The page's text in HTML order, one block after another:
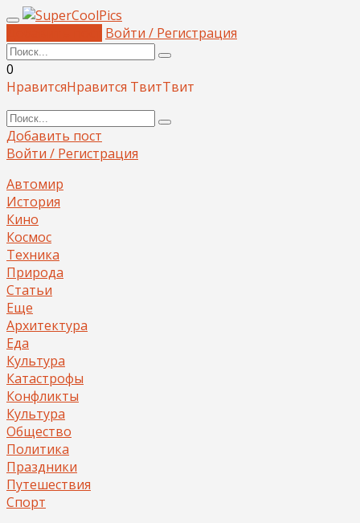
Войти / Регистрация
0
НравитсяНравится ТвитТвит
Добавить пост
Войти / Регистрация
Автомир
История
Кино
Космос
Техника
Природа
Статьи
Еще
Архитектура
Еда
Культура
Катастрофы
Конфликты
Культура
Общество
Политика
Праздники
Путешествия
Спорт